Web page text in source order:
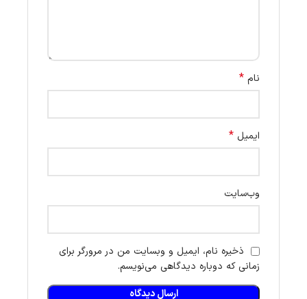
نام *
ایمیل *
وب‌سایت
ذخیره نام، ایمیل و وبسایت من در مرورگر برای
زمانی که دوباره دیدگاهی می‌نویسم.